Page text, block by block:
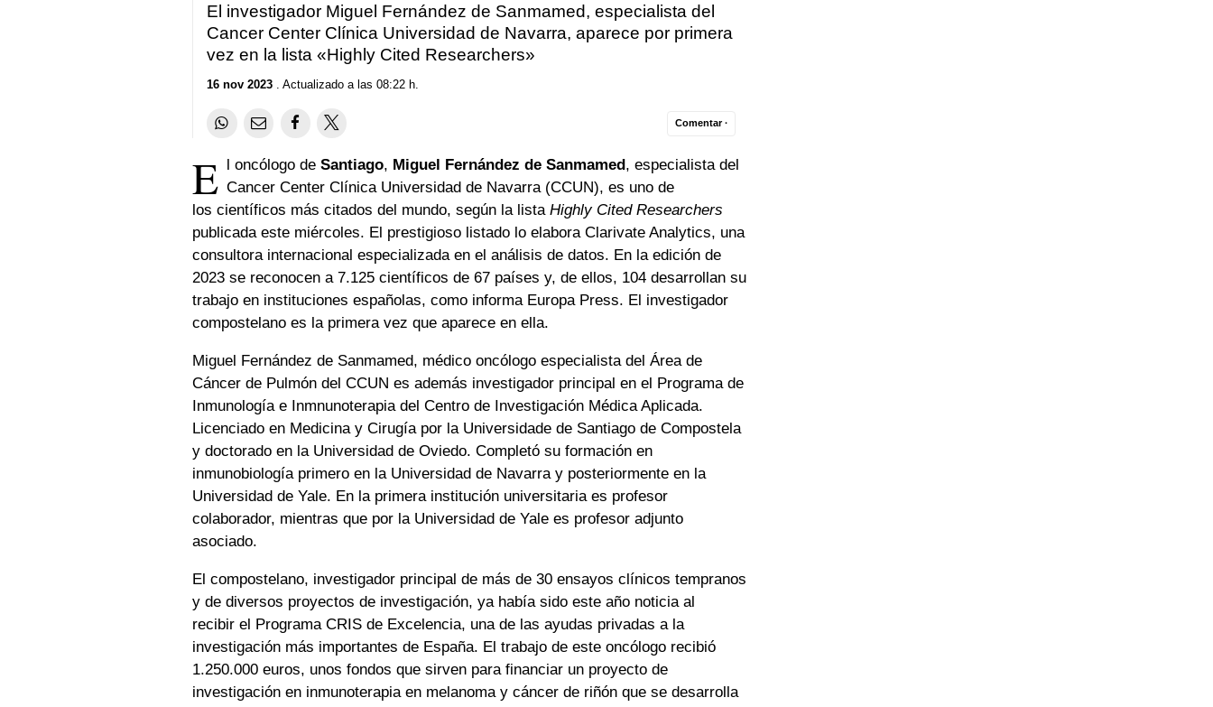
El investigador Miguel Fernández de Sanmamed, especialista del
Cancer Center Clínica Universidad de Navarra, aparece por primera
vez en la lista «Highly Cited Researchers»
16 nov 2023 . Actualizado a las 08:22 h.
Comentar ·
E l oncólogo deSantiago, Miguel Fernández de Sanmamed , especialista del
Cancer Center Clínica Universidad de Navarra (CCUN), es uno de
los científicos más citados del mundo, según la listaHighly Cited Researchers
publicada este miércoles. El prestigioso listado lo elabora Clarivate Analytics, una
consultora internacional especializada en el análisis de datos. En la edición de
2023 se reconocen a 7.125 científicos de 67 países y, de ellos, 104 desarrollan su
trabajo en instituciones españolas, como informa Europa Press. El investigador
compostelano es la primera vez que aparece en ella.
Miguel Fernández de Sanmamed, médico oncólogo especialista del Área de
Cáncer de Pulmón del CCUN es además investigador principal en el Programa de
Inmunología e Inmnunoterapia del Centro de Investigación Médica Aplicada.
Licenciado en Medicina y Cirugía por la Universidade de Santiago de Compostela
y doctorado en la Universidad de Oviedo. Completó su formación en
inmunobiología primero en la Universidad de Navarra y posteriormente en la
Universidad de Yale. En la primera institución universitaria es profesor
colaborador, mientras que por la Universidad de Yale es profesor adjunto
asociado.
El compostelano, investigador principal de más de 30 ensayos clínicos tempranos
y de diversos proyectos de investigación, ya había sido este año noticia al
recibir el Programa CRIS de Excelencia, una de las ayudas privadas a la
investigación más importantes de España. El trabajo de este oncólogo recibió
1.250.000 euros, unos fondos que sirven para financiar un proyecto de
investigación en inmunoterapia en melanoma y cáncer de riñón que se desarrolla